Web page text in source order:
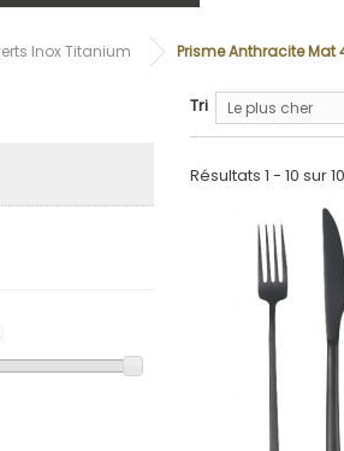
Inox Titanium Prisme Anthracite Mat
Tri Le plus cher
Résultats 1 - 10 sur